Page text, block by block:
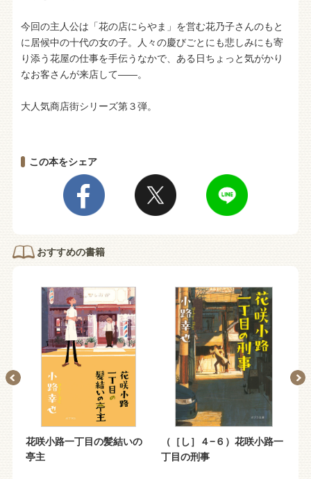
今回の主人公は「花の店にらやま」を営む花乃子さんのもと
に居候中の十代の女の子。人々の慶びごとにも悲しみにも寄
り添う花屋の仕事を手伝うなかで、ある日ちょっと気がかり
なお客さんが来店して――。
大人気商店街シリーズ第３弾。
この本をシェア
おすすめの書籍
花咲小路一丁目の髪結いの
亭主
（［し］４−６）花咲小路一
丁目の刑事